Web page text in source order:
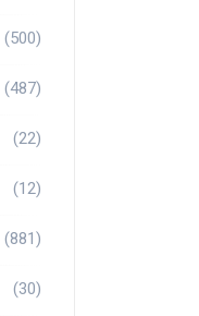
(500)
(487)
(22)
(12)
(881)
(30)